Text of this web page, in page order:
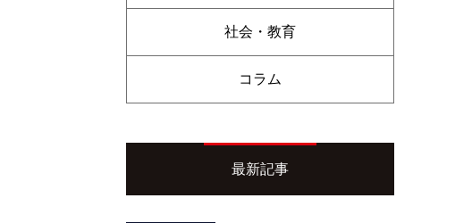
社会・教育
コラム
最新記事